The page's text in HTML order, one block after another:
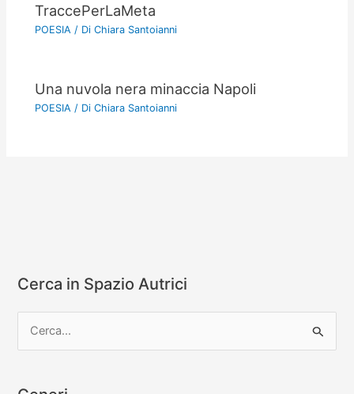
TraccePerLaMeta
POESIA / DiChiara Santoianni
Una nuvola nera minaccia Napoli
POESIA / DiChiara Santoianni
Cerca in Spazio Autrici
c